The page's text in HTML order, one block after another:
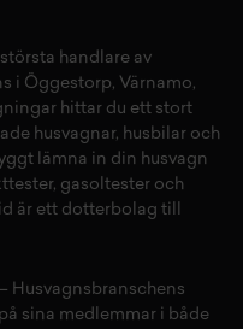
handlare av
i Öggestorp, Värnamo,
hittar du ett stort
husvagnar, husbilar och
lämna in din husvagn
, gasoltester och
är ett dotterbolag till
– Husvagnsbranschens
sina medlemmar i både